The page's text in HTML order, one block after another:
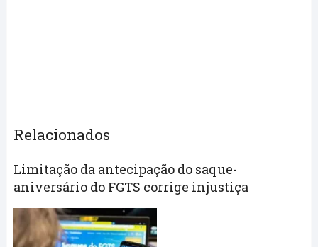
Relacionados
Limitação da antecipação do saque-
aniversário do FGTS corrige injustiça